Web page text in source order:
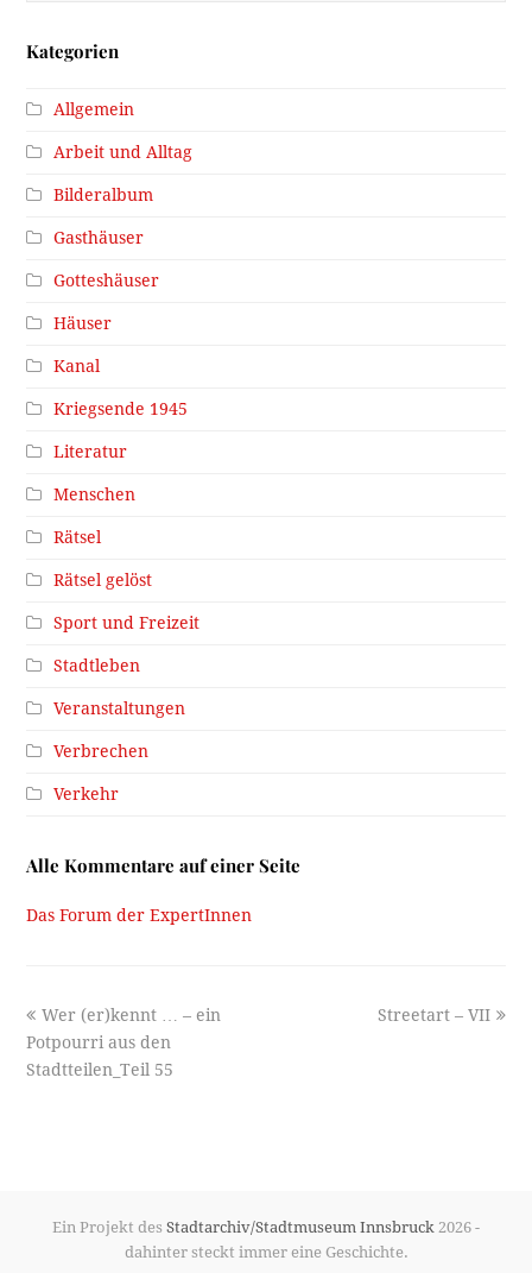
Kategorien
Allgemein
Arbeit und Alltag
Bilderalbum
Gasthäuser
Gotteshäuser
Häuser
Kanal
Kriegsende 1945
Literatur
Menschen
Rätsel
Rätsel gelöst
Sport und Freizeit
Stadtleben
Veranstaltungen
Verbrechen
Verkehr
Alle Kommentare auf einer Seite
Das Forum der ExpertInnen
previous
post:
Wer (er)kennt … – ein
Potpourri aus den
Stadtteilen_Teil 55
next
Streetart – VII
Ein Projekt des Stadtarchiv/Stadtmuseum Innsbruck 2026 -
dahinter steckt immer eine Geschichte.